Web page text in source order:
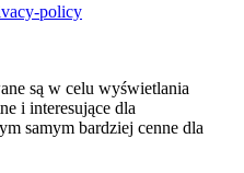
policy
są w celu wyświetlania
i interesujące dla
samym bardziej cenne dla